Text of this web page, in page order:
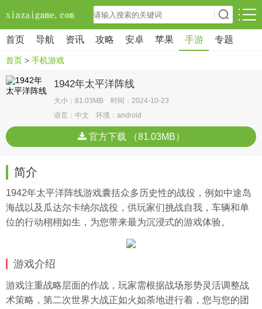
首页 导航 资讯 攻略 安卓 苹果 手游 专题
首页 > 手机游戏
1942年太平洋阵线
大小：81.03MB 时间：2024-10-23
语言：中文 环境：android
官方下载 （81.03MB）
简介
1942年太平洋阵线游戏囊括众多历史性的战役，例如中途岛
海战以及瓜达尔卡纳尔战役，供玩家们挑战自我，车辆和单
位的行动栩栩如生，为您带来最为沉浸式的游戏体验。
游戏介绍
游戏注重战略层面的作战，玩家需根据战场形势灵活调整战
术策略，第二次世界大战正如火如荼地进行着，您与您的团